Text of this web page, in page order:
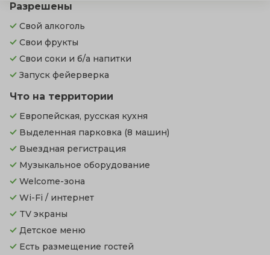
Разрешены
Свой алкоголь
Свои фрукты
Свои соки и б/а напитки
Запуск фейерверка
Что на территории
Европейская, русская кухня
Выделенная парковка (8 машин)
Выездная регистрация
Музыкальное оборудование
Welcome-зона
Wi-Fi / интернет
TV экраны
Детское меню
Есть размещение гостей